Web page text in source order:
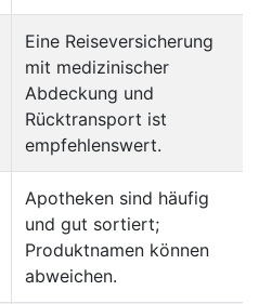
Eine Reiseversicherung
mit medizinischer
Abdeckung und
Rücktransport ist
empfehlenswert.
Apotheken sind häufig
und gut sortiert;
Produktnamen können
abweichen.